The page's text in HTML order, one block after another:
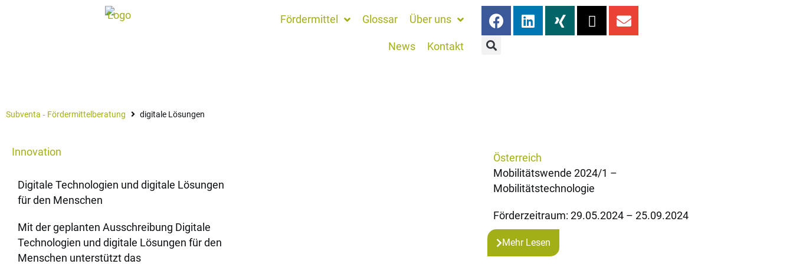
Fördermittel Glossar Über uns
News Kontakt
Subventa ‐ Fördermittelberatung digitale Lösungen
Innovation
Digitale Technologien und digitale Lösungen
für den Menschen
Mit der geplanten Ausschreibung Digitale
Technologien und digitale Lösungen für den
Menschen unterstützt das
Österreich
Mobilitätswende 2024/1 –
Mobilitätstechnologie
Förderzeitraum: 29.05.2024 – 25.09.2024
Mehr Lesen